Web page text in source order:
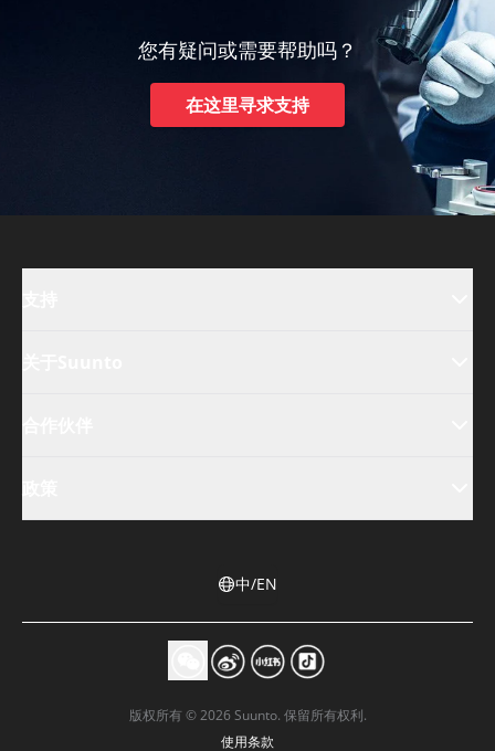
您有疑问或需要帮助吗？
在这里寻求支持
中/EN
版权所有 © 2026 Suunto. 保留所有权利.
使用条款